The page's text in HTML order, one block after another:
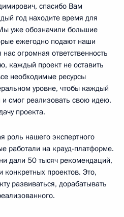
спасибо Вам
год находите время для
уже обозначили большие
ежегодно подают наши
огромная ответственность
каждый проект не оставить
необходимые ресурсы
уровне, чтобы каждый
смог реализовать свою идею.
проекта.
роль нашего экспертного
работали на крауд-платформе.
дали 50 тысяч рекомендаций,
конкретных проектов. Это,
развиваться, дорабатывать